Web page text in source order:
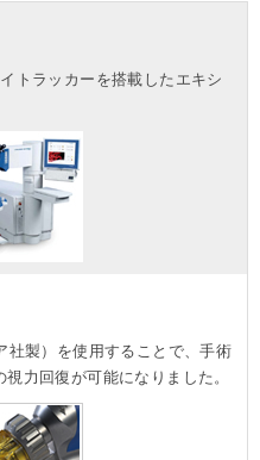
トラッカーを搭載したエキシ
社製）を使用することで、手術
力回復が可能になりました。